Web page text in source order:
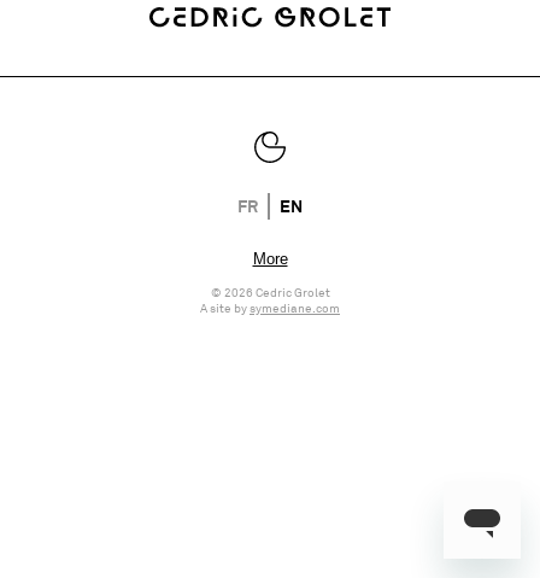
FR EN
© 2026 Cedric Grolet
A site bysymediane.com